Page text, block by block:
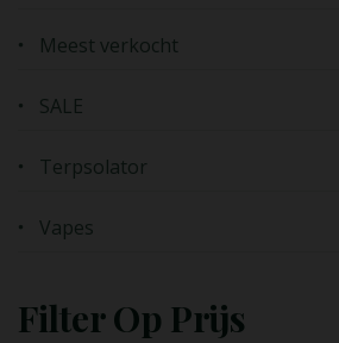
Meest verkocht
SALE
Terpsolator
Vapes
Filter Op Prijs